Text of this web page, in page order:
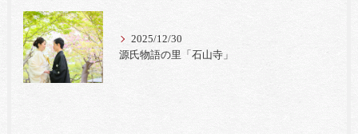
2025/12/30
源氏物語の里「石山寺」